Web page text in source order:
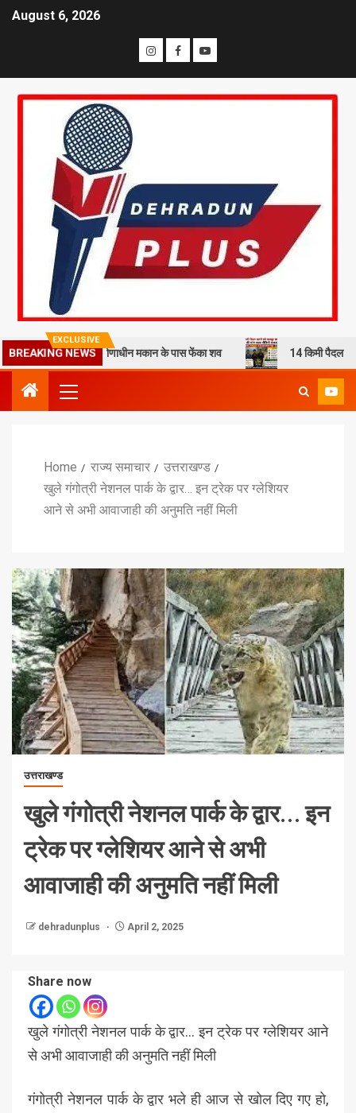
August 6, 2026
EXCLUSIVE
BREAKING NEWS
हत्या कर निर्माणाधीन मकान के पास फेंका शव 14 किमी पैदल चलने को
Home राज्य समाचार
उत्तराखण्ड
खुले गंगोत्री नेशनल पार्क के द्वार… इन ट्रेक पर ग्लेशियर
आने से अभी आवाजाही की अनुमति नहीं मिली
उत्तराखण्ड
खुले गंगोत्री नेशनल पार्क के द्वार… इन
ट्रेक पर ग्लेशियर आने से अभी
आवाजाही की अनुमति नहीं मिली
dehradunplus April 2, 2025
Share now
खुले गंगोत्री नेशनल पार्क के द्वार… इन ट्रेक पर ग्लेशियर आने
से अभी आवाजाही की अनुमति नहीं मिली
गंगोत्री नेशनल पार्क के द्वार भले ही आज से खोल दिए गए हो,